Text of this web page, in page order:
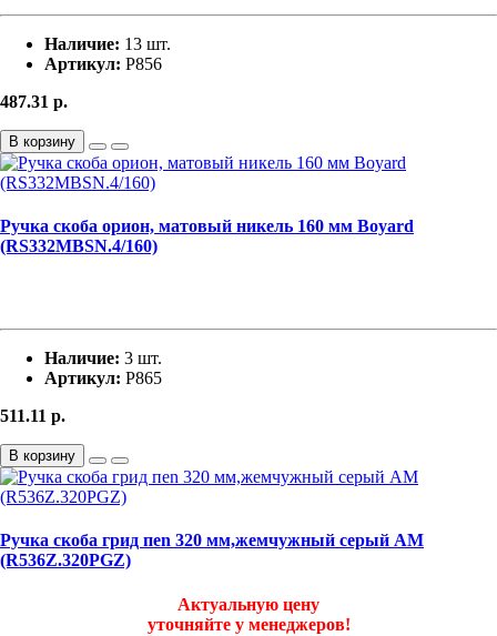
Наличие: 13 шт.
Артикул: Р856
487.31 р.
В корзину
Ручка скоба орион, матовый никель 160 мм Boyard
(RS332MBSN.4/160)
Наличие: 3 шт.
Артикул: Р865
511.11 р.
В корзину
Ручка скоба грид пen 320 мм,жемчужный серый АМ
(R536Z.320PGZ)
Актуальную цену
уточняйте у менеджеров!